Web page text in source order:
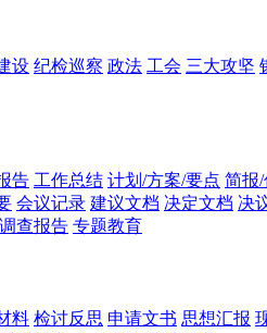
设 纪检巡察 政法 工会 三大攻坚
告 工作总结 计划/方案/要点 简报/
会议记录 建议文档 决定文档 决
调查报告 专题教育
料 检讨反思 申请文书 思想汇报